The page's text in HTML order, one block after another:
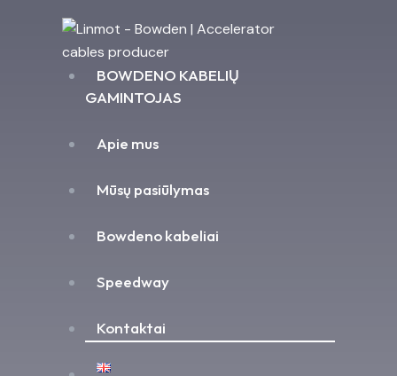
BOWDENO KABELIŲ
GAMINTOJAS
Apie mus
Mūsų pasiūlymas
Bowdeno kabeliai
Speedway
Kontaktai